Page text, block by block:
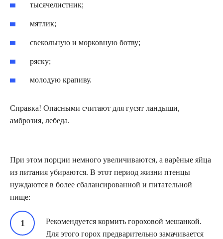
тысячелистник;
мятлик;
свекольную и морковную ботву;
ряску;
молодую крапиву.
Справка! Опасными считают для гусят ландыши,
амброзия, лебеда.
При этом порции немного увеличиваются, а варёные яйца
из питания убираются. В этот период жизни птенцы
нуждаются в более сбалансированной и питательной
пище:
Рекомендуется кормить гороховой мешанкой.
Для этого горох предварительно замачивается